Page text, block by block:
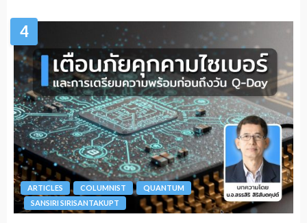
4
ARTICLES COLUMNIST
QUANTUM
SANSIRI SIRISANTAKUPT